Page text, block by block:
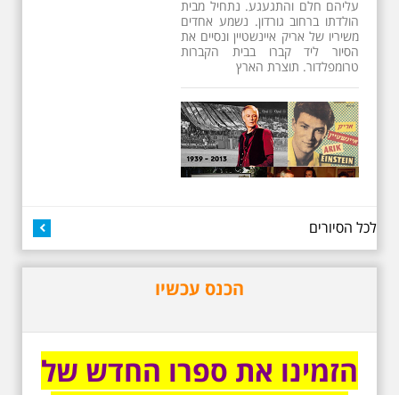
26.6.2026 - שישי בבוקר
ב 10:00 אריק איינשטיין
סיור מיוחד בעקבות חייו
ושיריו - עטור מצחך זהב
שחור תחנות תל אביביות
מחייו של אריק איינשטיין -
מתאים גם למשפחות -
תוצרת הארץ
13 שנים לפטירתו של זמר ענק. סיור
המקומות שהזכיר בשיריו. מקום
משיריו של אריק איינשטיין ונסיים את
הסיור ליד קברו בבית הקברות
לכל הסיורים
הכנס עכשיו
הזמינו את ספרו החדש של